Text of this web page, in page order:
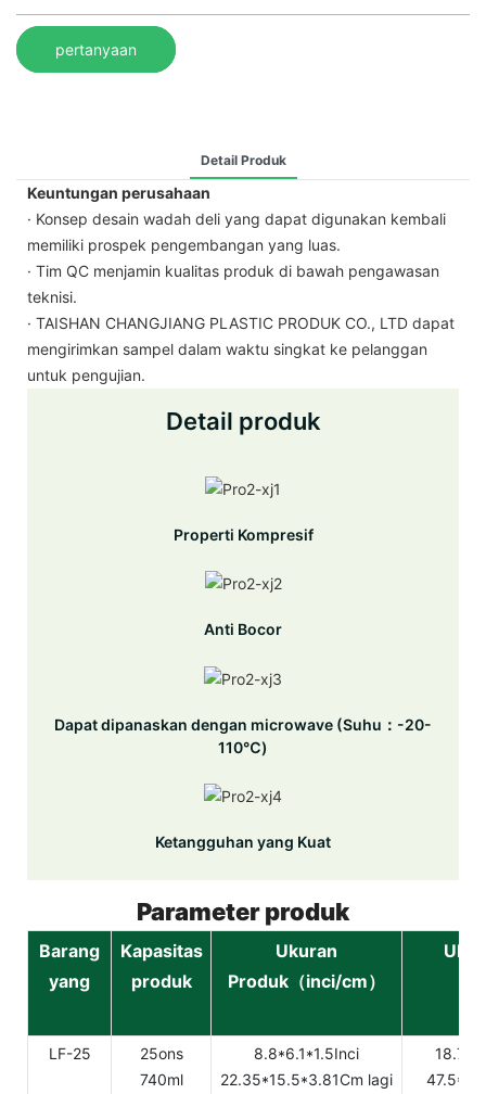
pertanyaan
Detail Produk
Keuntungan perusahaan
· Konsep desain wadah deli yang dapat digunakan kembali
memiliki prospek pengembangan yang luas.
· Tim QC menjamin kualitas produk di bawah pengawasan
teknisi.
· TAISHAN CHANGJIANG PLASTIC PRODUK CO., LTD dapat
mengirimkan sampel dalam waktu singkat ke pelanggan
untuk pengujian.
Detail produk
Properti Kompresif
Anti Bocor
Dapat dipanaskan dengan microwave (Suhu：-20-
110℃)
Ketangguhan yang Kuat
Parameter produk
Barang
yang
Kapasitas
produk
Ukuran
Produk（inci/cm）
LF-25
25ons
740ml
8.8*6.1*1.5Inci
22.35*15.5*3.81Cm lagi